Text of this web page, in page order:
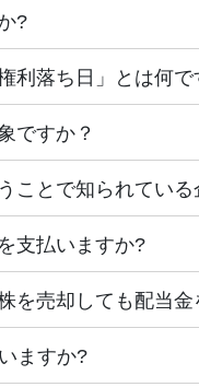
確認し、配当金を受
口座に入金されます
日」を検索する場合
いのかによって異なり
金を支払っていないこ
なり低いです。これ
収入に関心のある人
?
支払う金銭のことで、
す。配当が現金で支
だけです。
利落ち日」とは何で
定日の1営業日前です
る必要があります。
ですか？
金配当は所得として課
あります。配当金が
す。
ことで知られてい
手老舗企業は、一貫し
表的な例としては、以
支払いますか?
。成長企業、特にテク
業は、配当の支払い
いうことです。
を売却しても配当
保有していれば、配当
ますか?